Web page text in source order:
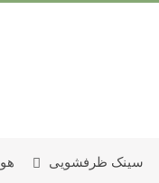
سینک ظرفشویی